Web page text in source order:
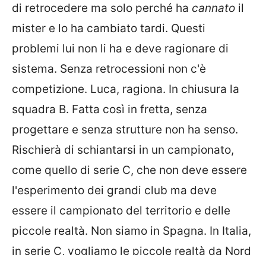
di retrocedere ma solo perché ha cannato il
mister e lo ha cambiato tardi. Questi
problemi lui non li ha e deve ragionare di
sistema. Senza retrocessioni non c'è
competizione. Luca, ragiona. In chiusura la
squadra B. Fatta così in fretta, senza
progettare e senza strutture non ha senso.
Rischierà di schiantarsi in un campionato,
come quello di serie C, che non deve essere
l'esperimento dei grandi club ma deve
essere il campionato del territorio e delle
piccole realtà. Non siamo in Spagna. In Italia,
in serie C, vogliamo le piccole realtà da Nord